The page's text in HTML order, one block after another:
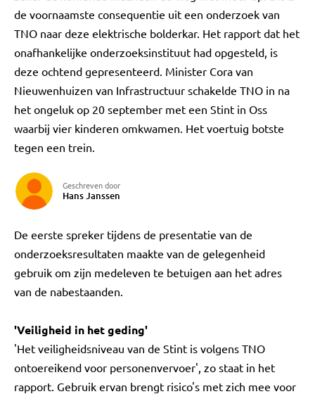
de voornaamste consequentie uit een onderzoek van
TNO naar deze elektrische bolderkar. Het rapport dat het
onafhankelijke onderzoeksinstituut had opgesteld, is
deze ochtend gepresenteerd. Minister Cora van
Nieuwenhuizen van Infrastructuur schakelde TNO in na
het ongeluk op 20 september met een Stint in Oss
waarbij vier kinderen omkwamen. Het voertuig botste
tegen een trein.
Geschreven door
Hans Janssen
De eerste spreker tijdens de presentatie van de
onderzoeksresultaten maakte van de gelegenheid
gebruik om zijn medeleven te betuigen aan het adres
van de nabestaanden.
'Veiligheid in het geding'
'Het veiligheidsniveau van de Stint is volgens TNO
ontoereikend voor personenvervoer', zo staat in het
rapport. Gebruik ervan brengt risico's met zich mee voor